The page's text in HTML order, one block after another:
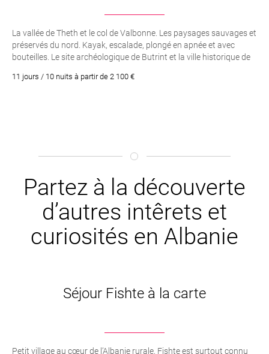
La vallée de Theth et le col de Valbonne. Les paysages sauvages et
préservés du nord. Kayak, escalade, plongé en apnée et avec
bouteilles. Le site archéologique de Butrint et la ville historique de
Albanaise
11 jours / 10 nuits à partir de 2 100 €
Partez à la découverte
d’autres intêrets et
curiosités en Albanie
Séjour Fishte à la carte
Petit village au cœur de l’Albanie rurale, Fishte est surtout connu